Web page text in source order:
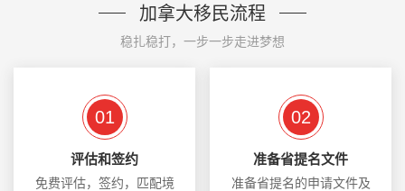
加拿大移民流程
稳扎稳打，一步一步走进梦想
01
评估和签约
免费评估，签约，匹配境
02
准备省提名文件
准备省提名的申请文件及